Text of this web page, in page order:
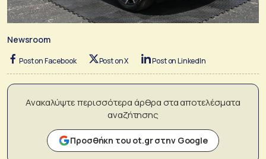
Newsroom
Post on Facebook Post on X Post on LinkedIn
Ανακαλύψτε περισσότερα άρθρα στα αποτελέσματα
αναζήτησης
Προσθήκη του ot.gr στην Google